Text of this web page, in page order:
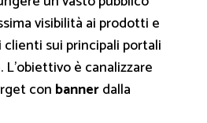
visibilità ai prodotti e
sui principali portali
è canalizzare
con bannerdalla